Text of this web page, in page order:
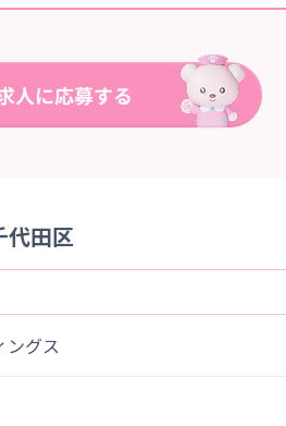
代田区
グス